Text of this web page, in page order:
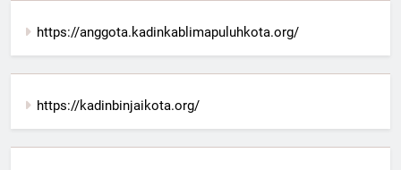
https://anggota.kadinkablimapuluhkota.org/
https://kadinbinjaikota.org/